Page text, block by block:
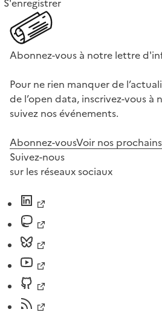
Abonnez-vous à notre lettre
Pour ne rien manquer de
de l’open data, inscrivez-vous
suivez nos événements.
Abonnez-vousVoir nos
Suivez-nous
sur les réseaux sociaux